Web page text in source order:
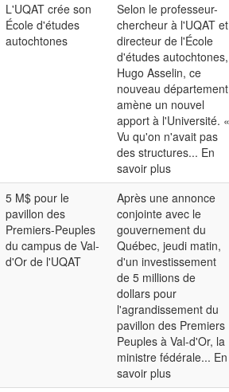
L'UQAT crée son
École d'études
autochtones
Selon le professeur-
chercheur à l'UQAT et
directeur de l'École
d'études autochtones,
Hugo Asselin, ce
nouveau département
amène un nouvel
apport à l'Université. «
Vu qu'on n'avait pas
des structures... En
savoir plus
5 M$ pour le
pavillon des
Premiers-Peuples
du campus de Val-
d'Or de l'UQAT
Après une annonce
conjointe avec le
gouvernement du
Québec, jeudi matin,
d'un investissement
de 5 millions de
dollars pour
l'agrandissement du
pavillon des Premiers
Peuples à Val-d'Or, la
ministre fédérale... En
savoir plus